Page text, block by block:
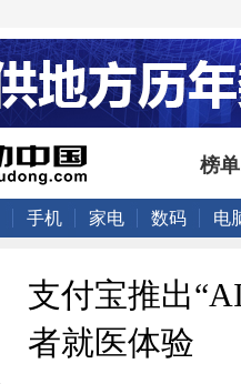
榜单
手机 家电 数码 电
支付宝推出
者就医体验